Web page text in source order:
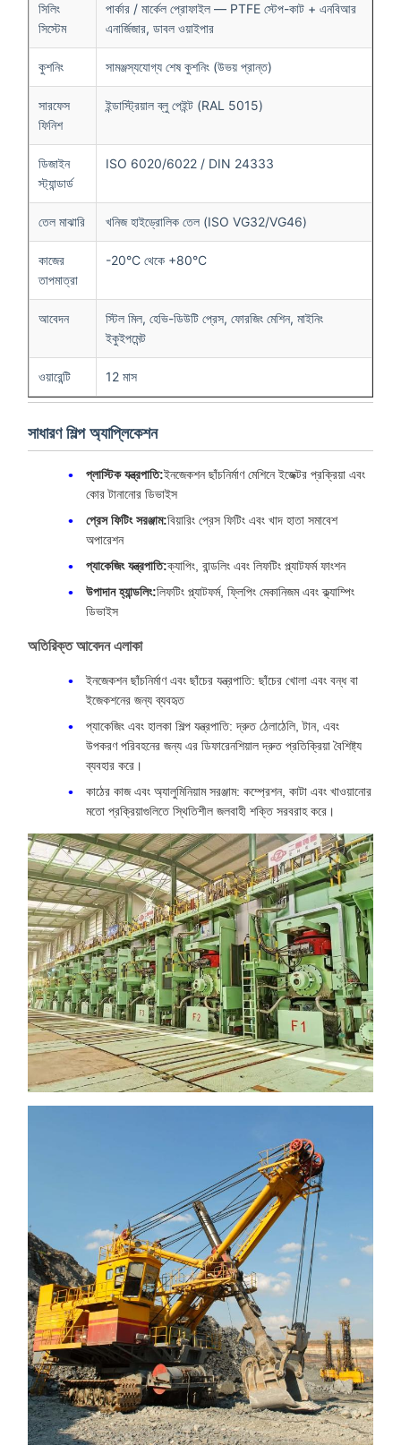
সিলিং
সিস্টেম
পার্কার / মার্কেল প্রোফাইল — PTFE স্টেপ-কাট + এনবিআর
এনার্জিজার, ডাবল ওয়াইপার
কুশনিং সামঞ্জস্যযোগ্য শেষ কুশনিং (উভয় প্রান্ত)
সারফেস
ফিনিশ
ইন্ডাস্ট্রিয়াল ব্লু পেইন্ট (RAL 5015)
ডিজাইন
স্ট্যান্ডার্ড
ISO 6020/6022 / DIN 24333
তেল মাঝারি খনিজ হাইড্রোলিক তেল (ISO VG32/VG46)
কাজের
তাপমাত্রা
-20°C থেকে +80°C
আবেদন
স্টিল মিল, হেভি-ডিউটি ​​প্রেস, ফোরজিং মেশিন, মাইনিং
ইকুইপমেন্ট
ওয়ারেন্টি 12 মাস
সাধারণ শিল্প অ্যাপ্লিকেশন
প্লাস্টিক যন্ত্রপাতি:ইনজেকশন ছাঁচনির্মাণ মেশিনে ইজেক্টর প্রক্রিয়া এবং
কোর টানানোর ডিভাইস
প্রেস ফিটিং সরঞ্জাম:বিয়ারিং প্রেস ফিটিং এবং খাদ হাতা সমাবেশ
অপারেশন
প্যাকেজিং যন্ত্রপাতি:ক্যাপিং, বান্ডলিং এবং লিফটিং প্ল্যাটফর্ম ফাংশন
উপাদান হ্যান্ডলিং:লিফটিং প্ল্যাটফর্ম, ফ্লিপিং মেকানিজম এবং ক্ল্যাম্পিং
ডিভাইস
অতিরিক্ত আবেদন এলাকা
ইনজেকশন ছাঁচনির্মাণ এবং ছাঁচের যন্ত্রপাতি: ছাঁচের খোলা এবং বন্ধ বা
ইজেকশনের জন্য ব্যবহৃত
প্যাকেজিং এবং হালকা শিল্প যন্ত্রপাতি: দ্রুত ঠেলাঠেলি, টান, এবং
উপকরণ পরিবহনের জন্য এর ডিফারেনশিয়াল দ্রুত প্রতিক্রিয়া বৈশিষ্ট্য
ব্যবহার করে।
কাঠের কাজ এবং অ্যালুমিনিয়াম সরঞ্জাম: কম্প্রেশন, কাটা এবং খাওয়ানোর
মতো প্রক্রিয়াগুলিতে স্থিতিশীল জলবাহী শক্তি সরবরাহ করে।